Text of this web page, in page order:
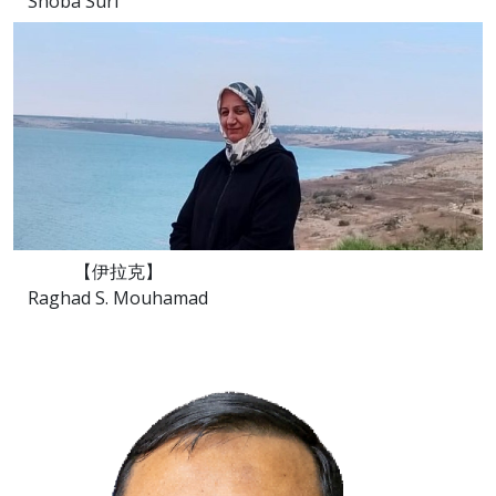
【伊拉克】
Raghad S. Mouhamad